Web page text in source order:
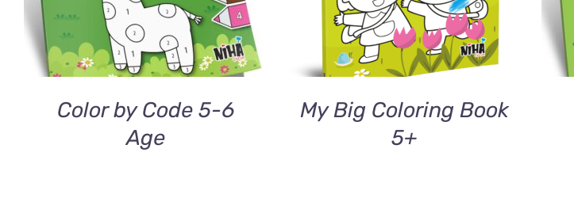
Color by Code 5-6
Age
My Big Coloring Book
5+